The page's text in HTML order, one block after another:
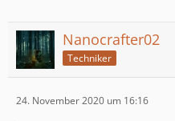
Nanocrafter02
Techniker
24. November 2020 um 16:16